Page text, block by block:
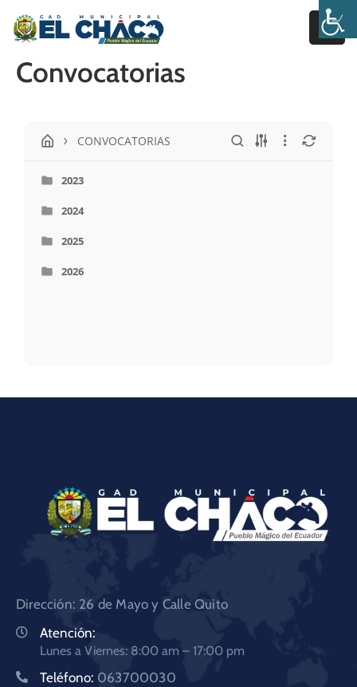
Inicio
Transparencia
Rendición
Cuentas
Convocatorias
CONVOCATORIAS
2023
2024
2025
2026
Dirección: 26 de Mayo y Calle Quito
Atención:
Lunes a Viernes: 8:00 am – 17:00 pm
Teléfono: 063700030